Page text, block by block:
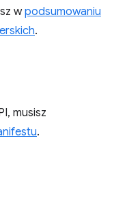
wpodsumowaniu
.
musisz
.